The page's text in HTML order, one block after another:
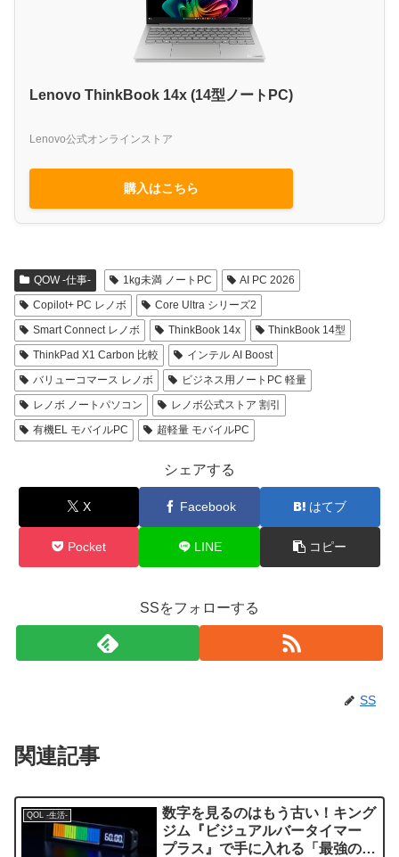
Lenovo ThinkBook 14x (14型ノートPC)
Lenovo公式オンラインストア
購入はこちら
QOW -仕事- 1kg未満 ノートPC
AI PC 2026
Copilot+ PC レノボ
Core Ultra シリーズ2
Smart Connect レノボ
ThinkBook 14x
ThinkBook 14型
ThinkPad X1 Carbon 比較
インテル AI Boost
バリューコマース レノボ
ビジネス用ノートPC 軽量
レノボ ノートパソコン
レノボ公式ストア 割引
有機EL モバイルPC
超軽量 モバイルPC
シェアする
X Facebook はてブ
Pocket LINE コピー
SSをフォローする
SS
関連記事
QOL -生活-
数字を見るのはもう古い！キング
ジム『ビジュアルバータイマー
プラス』で手に入れる「最強の没